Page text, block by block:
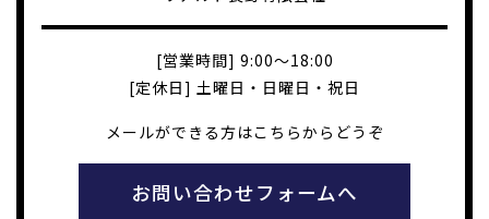
[営業時間] 9:00～18:00
[定休日] 土曜日・日曜日・祝日
メールができる方はこちらからどうぞ
お問い合わせフォームへ